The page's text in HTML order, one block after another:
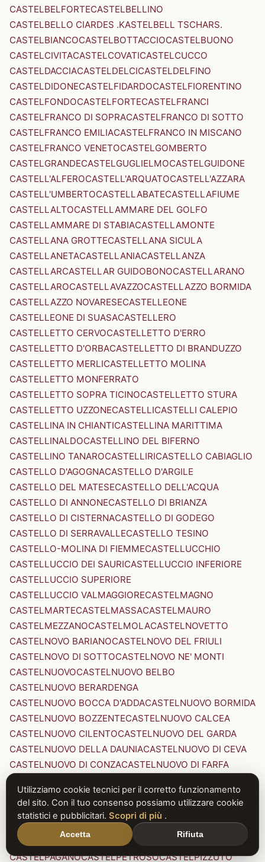
CASTELBELFORTECASTELBELLINO
CASTELBELLO CIARDES .KASTELBELL TSCHARS.
CASTELBIANCOCASTELBOTTACCIOCASTELBUONO
CASTELCIVITACASTELCOVATICASTELCUCCO
CASTELDACCIACASTELDELCICASTELDELFINO
CASTELDIDONECASTELFIDARDOCASTELFIORENTINO
CASTELFONDOCASTELFORTECASTELFRANCI
CASTELFRANCO DI SOPRACASTELFRANCO DI SOTTO
CASTELFRANCO EMILIACASTELFRANCO IN MISCANO
CASTELFRANCO VENETOCASTELGOMBERTO
CASTELGRANDECASTELGUGLIELMOCASTELGUIDONE
CASTELL'ALFEROCASTELL'ARQUATOCASTELL'AZZARA
CASTELL'UMBERTOCASTELLABATECASTELLAFIUME
CASTELLALTOCASTELLAMMARE DEL GOLFO
CASTELLAMMARE DI STABIACASTELLAMONTE
CASTELLANA GROTTECASTELLANA SICULA
CASTELLANETACASTELLANIACASTELLANZA
CASTELLARCASTELLAR GUIDOBONOCASTELLARANO
CASTELLAROCASTELLAVAZZOCASTELLAZZO BORMIDA
CASTELLAZZO NOVARESECASTELLEONE
CASTELLEONE DI SUASACASTELLERO
CASTELLETTO CERVOCASTELLETTO D'ERRO
CASTELLETTO D'ORBACASTELLETTO DI BRANDUZZO
CASTELLETTO MERLICASTELLETTO MOLINA
CASTELLETTO MONFERRATO
CASTELLETTO SOPRA TICINOCASTELLETTO STURA
CASTELLETTO UZZONECASTELLICASTELLI CALEPIO
CASTELLINA IN CHIANTICASTELLINA MARITTIMA
CASTELLINALDOCASTELLINO DEL BIFERNO
CASTELLINO TANAROCASTELLIRICASTELLO CABIAGLIO
CASTELLO D'AGOGNACASTELLO D'ARGILE
CASTELLO DEL MATESECASTELLO DELL'ACQUA
CASTELLO DI ANNONECASTELLO DI BRIANZA
CASTELLO DI CISTERNACASTELLO DI GODEGO
CASTELLO DI SERRAVALLECASTELLO TESINO
CASTELLO-MOLINA DI FIEMMECASTELLUCCHIO
CASTELLUCCIO DEI SAURICASTELLUCCIO INFERIORE
CASTELLUCCIO SUPERIORE
CASTELLUCCIO VALMAGGIORECASTELMAGNO
CASTELMARTECASTELMASSACASTELMAURO
CASTELMEZZANOCASTELMOLACASTELNOVETTO
CASTELNOVO BARIANOCASTELNOVO DEL FRIULI
CASTELNOVO DI SOTTOCASTELNOVO NE' MONTI
CASTELNUOVOCASTELNUOVO BELBO
CASTELNUOVO BERARDENGA
CASTELNUOVO BOCCA D'ADDACASTELNUOVO BORMIDA
CASTELNUOVO BOZZENTECASTELNUOVO CALCEA
CASTELNUOVO CILENTOCASTELNUOVO DEL GARDA
CASTELNUOVO DELLA DAUNIACASTELNUOVO DI CEVA
CASTELNUOVO DI CONZACASTELNUOVO DI FARFA
CASTELNUOVO DI PORTO CASTELNUOVO DON BOSCO
CASTELNUOVO MAGRACASTELNUOVO NIGRA
CASTELNUOVO PARANOCASTELNUOVO RANGONE
CASTELNUOVO SCRIVIA
CASTELNUOVO VAL DI CECINA
CASTELPAGANOCASTELPETROSOCASTELPIZZUTO
Utilizziamo cookie tecnici per il corretto funzionamento
del sito. Con il tuo consenso possiamo utilizzare cookie
statistici e pubblicitari. Scopri di più .
Accetta Rifiuta